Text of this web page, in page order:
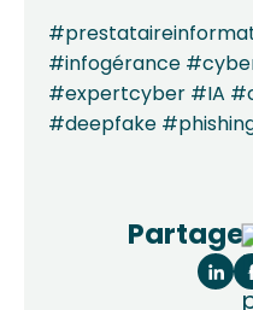
#infogérance
#expertcyber #IA
#deepfake